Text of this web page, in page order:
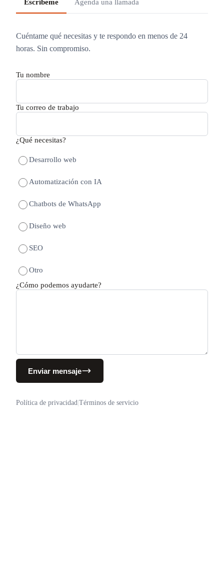
Escríbeme Agenda una llamada
Cuéntame qué necesitas y te respondo en menos de 24
horas. Sin compromiso.
Tu nombre
Tu correo de trabajo
¿Qué necesitas?
Desarrollo web
Automatización con IA
Chatbots de WhatsApp
Diseño web
SEO
Otro
¿Cómo podemos ayudarte?
Enviar mensaje
Política de privacidad Términos de servicio